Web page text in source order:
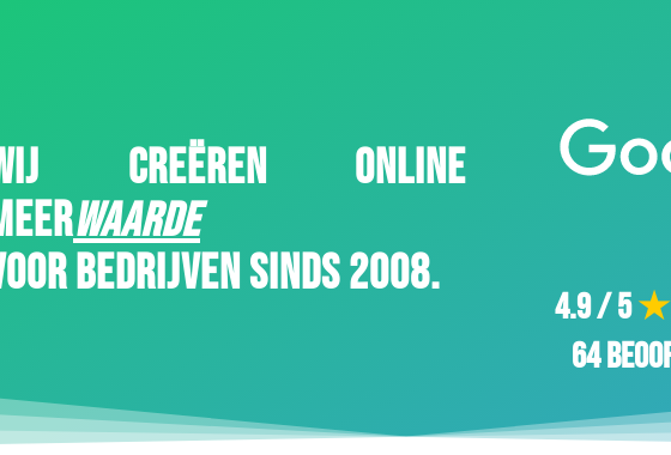
CREËREN ONLINE
WAARDE
BEDRIJVEN SINDS 2008.
4.9 / 5
64